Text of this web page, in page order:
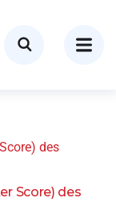
Score) des